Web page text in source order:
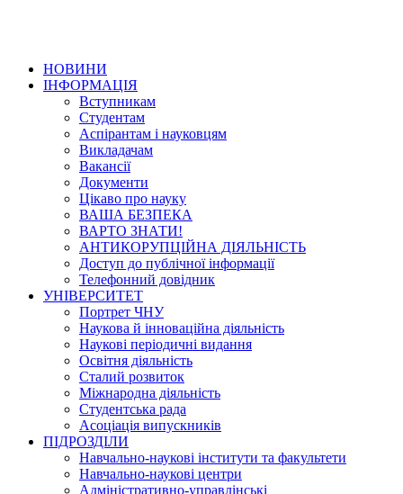
НОВИНИ
ІНФОРМАЦІЯ
Вступникам
Студентам
Аспірантам і науковцям
Викладачам
Вакансії
Документи
Цікаво про науку
ВАША БЕЗПЕКА
ВАРТО ЗНАТИ!
АНТИКОРУПЦІЙНА ДІЯЛЬНІСТЬ
Доступ до публічної інформації
Телефонний довідник
УНІВЕРСИТЕТ
Портрет ЧНУ
Наукова й інноваційна діяльність
Наукові періодичні видання
Освітня діяльність
Сталий розвиток
Міжнародна діяльність
Студентська рада
Асоціація випускників
ПІДРОЗДІЛИ
Навчально-наукові інститути та факультети
Навчально-наукові центри
Адміністративно-управлінські